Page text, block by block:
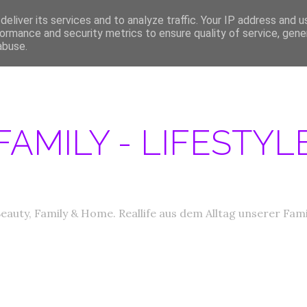
MEDIA DATEN ABOUT PRODUKTTESTER GESUCHT
-
Family & Home. Reallife aus dem Alltag unserer
its services and to analyze traffic. Your IP address and
and security metrics to ensure quality of service,